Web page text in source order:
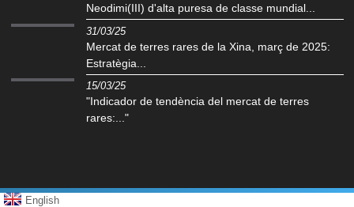
Neodimi(III) d'alta puresa de classe mundial...
31/03/25
Mercat de terres rares de la Xina, març de 2025:
Estratègia...
15/03/25
"Indicador de tendència del mercat de terres
rares:..."
English